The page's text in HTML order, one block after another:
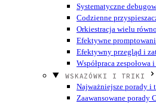
Systematyczne
Codzienne
Orkiestracja wielu
Efektywne
Efektywny przegląd i
Współpraca
WSKAZÓWKI I TRIKI
Najważniejsze porady i
Zaawansowane porady